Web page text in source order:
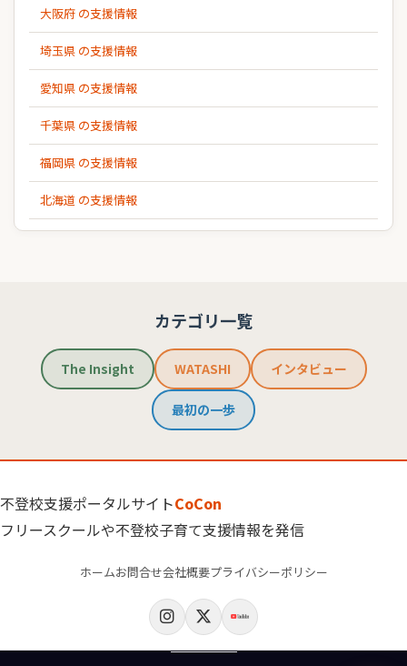
大阪府 の支援情報
埼玉県 の支援情報
愛知県 の支援情報
千葉県 の支援情報
福岡県 の支援情報
北海道 の支援情報
カテゴリ一覧
The Insight WATASHI インタビュー
最初の一歩
不登校支援ポータルサイトCoCon
フリースクールや不登校子育て支援情報を発信
ホームお問合せ会社概要プライバシーポリシー